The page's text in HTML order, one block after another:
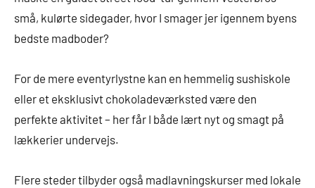
små, kulørte sidegader, hvor I smager jer igennem byens
bedste madboder?
For de mere eventyrlystne kan en hemmelig sushiskole
eller et eksklusivt chokoladeværksted være den
perfekte aktivitet – her får I både lært nyt og smagt på
lækkerier undervejs.
Flere steder tilbyder også madlavningskurser med lokale